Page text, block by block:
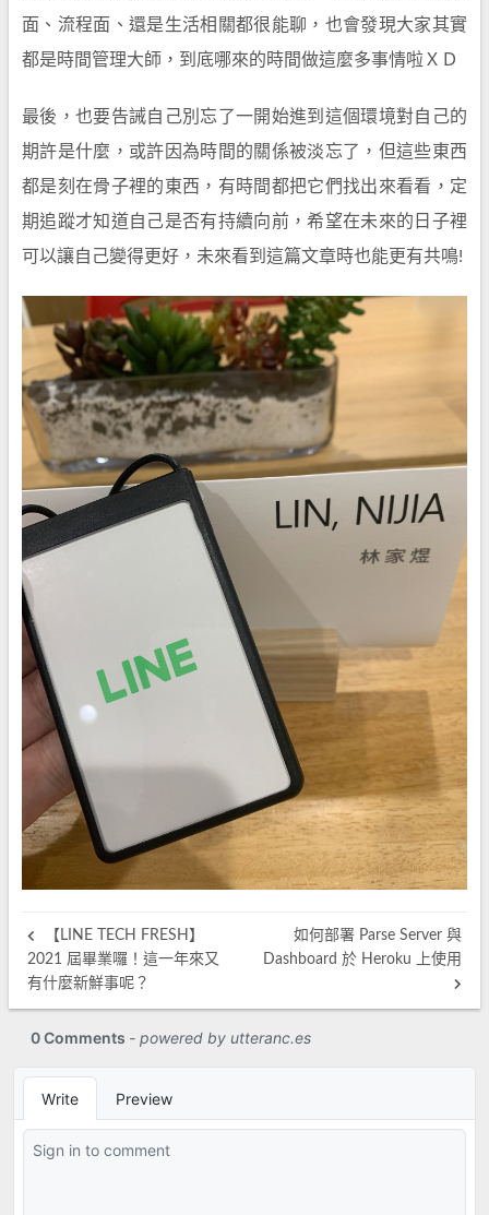
面、流程面、還是生活相關都很能聊，也會發現大家其實
都是時間管理大師，到底哪來的時間做這麼多事情啦ＸＤ
最後，也要告誡自己別忘了一開始進到這個環境對自己的
期許是什麼，或許因為時間的關係被淡忘了，但這些東西
都是刻在骨子裡的東西，有時間都把它們找出來看看，定
期追蹤才知道自己是否有持續向前，希望在未來的日子裡
可以讓自己變得更好，未來看到這篇文章時也能更有共鳴!
【LINE TECH FRESH】
2021 屆畢業囉！這一年來又
有什麼新鮮事呢？
如何部署 Parse Server 與
Dashboard 於 Heroku 上使用